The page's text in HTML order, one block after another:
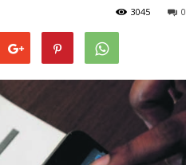
0
3045